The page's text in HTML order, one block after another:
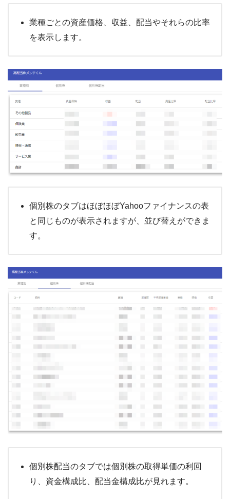
業種ごとの資産価格、収益、配当やそれらの比率
を表示します。
個別株のタブはほぼほぼYahooファイナンスの表
と同じものが表示されますが、並び替えができま
す。
個別株配当のタブでは個別株の取得単価の利回
り、資金構成比、配当金構成比が見れます。